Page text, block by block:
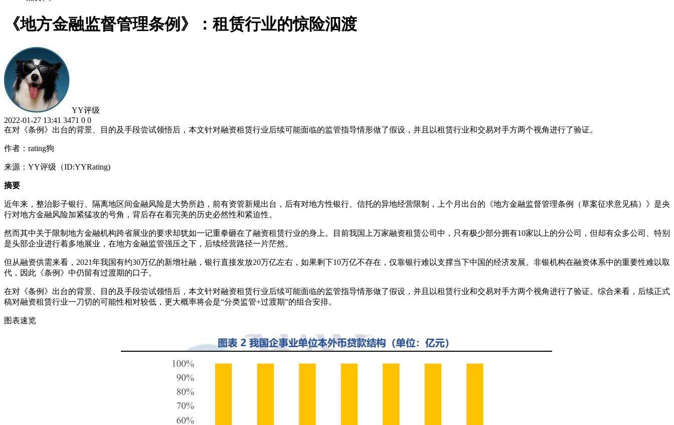
《地方金融监督管理条例》：租赁行业的惊险泅渡
YY评级
2022-01-27 13:41 3471 0 0
在对《条例》出台的背景、目的及手段尝试领悟后，本文针对融资租赁行业后续可能面临的监管指导情形做了假设，并且以租赁行业和交易对手方两个视角进行了验证。
作者：rating狗
来源：YY评级（ID:YYRating)
摘要
近年来，整治影子银行、隔离地区间金融风险是大势所趋，前有资管新规出台，后有对地方性银行、信托的异地经营限制，上个月出台的《地方金融监督管理条例（草案征求意见稿）》是央
行对地方金融风险加紧猛攻的号角，背后存在着完美的历史必然性和紧迫性。
然而其中关于限制地方金融机构跨省展业的要求却犹如一记重拳砸在了融资租赁行业的身上。目前我国上万家融资租赁公司中，只有极少部分拥有10家以上的分公司，但却有众多公司、特别
是头部企业进行着多地展业，在地方金融监管强压之下，后续经营路径一片茫然。
但从融资供需来看，2021年我国有约30万亿的新增社融，银行直接发放20万亿左右，如果剩下10万亿不存在，仅靠银行难以支撑当下中国的经济发展。非银机构在融资体系中的重要性难以取
代，因此《条例》中仍留有过渡期的口子。
在对《条例》出台的背景、目的及手段尝试领悟后，本文针对融资租赁行业后续可能面临的监管指导情形做了假设，并且以租赁行业和交易对手方两个视角进行了验证。综合来看，后续正式
稿对融资租赁行业一刀切的可能性相对较低，更大概率将会是“分类监管+过渡期”的组合安排。
图表速览